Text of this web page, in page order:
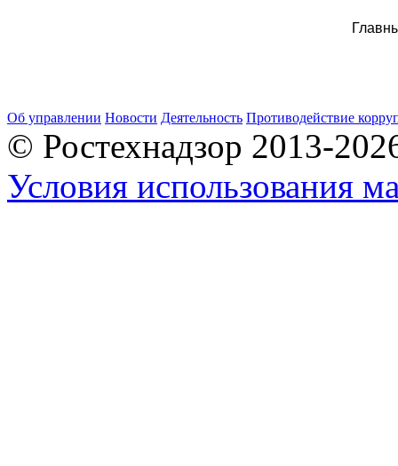
Об управлении Новости Деятельность Противодействие
© Ростехнадзор 2013-
Условия использования